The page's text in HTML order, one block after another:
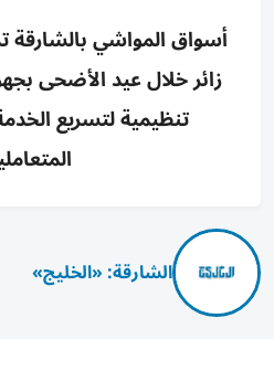
زائر خلال عيد الأضحى
تنظيمية لتسريع
الشارقة: «الخليج»